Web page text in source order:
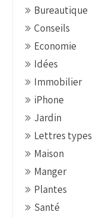
Bureautique
Conseils
Economie
Idées
Immobilier
iPhone
Jardin
Lettres types
Maison
Manger
Plantes
Santé